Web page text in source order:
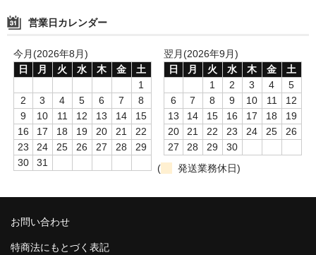
洗浄用用品
スタジオ用品
その他
お問い合わせ
特商法にもとづく表記
送料・手数料
カート
営業日カレンダー
今月(2026年8月)
日
月 火 水 木 金
土
1
2
3 4 5 6 7
8
9
10 11 12 13 14
15
16
17 18 19 20 21
22
23
24 25 26 27 28
29
30
31
翌月(2026年9月)
日
月 火 水 木 金
土
1
2 3 4
5
6
7 8 9 10 11
12
13
14 15 16 17 18
19
20
21 22 23 24 25
26
27
28 29
30
(
発送業務休日)
お問い合わせ
特商法にもとづく表記